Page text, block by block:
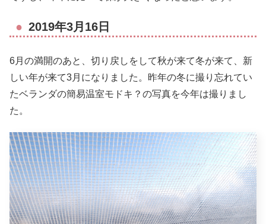
2019年3月16日
6月の満開のあと、切り戻しをして秋が来て冬が来て、新
しい年が来て3月になりました。昨年の冬に撮り忘れてい
たベランダの簡易温室モドキ？の写真を今年は撮りまし
た。